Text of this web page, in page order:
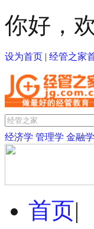
你好，
设为首页 | 经管之家
经济学 管理学 金融学
首页|